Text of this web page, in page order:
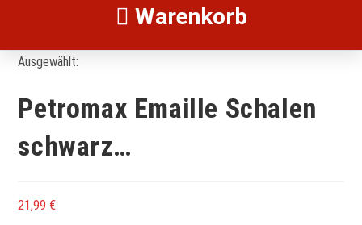
Warenkorb
Ausgewählt:
Petromax Emaille Schalen
schwarz…
21,99 €